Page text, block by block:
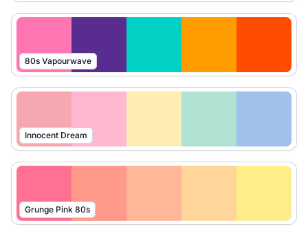
80s Vapourwave
Innocent Dream
Grunge Pink 80s